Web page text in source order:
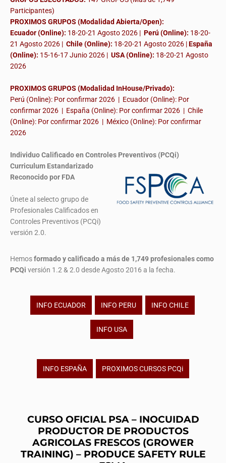
Participantes)
PROXIMOS GRUPOS (Modalidad Abierta/Open):
Ecuador (Online): 18-20-21 Agosto 2026 | Perú (Online): 18-20-
21 Agosto 2026 | Chile (Online): 18-20-21 Agosto 2026 |España
(Online): 15-16-17 Junio 2026 | USA (Online): 18-20-21 Agosto
2026
PROXIMOS GRUPOS (Modalidad InHouse/Privado):
Perú (Online): Por confirmar 2026 | Ecuador (Online): Por
confirmar 2026 | España (Online): Por confirmar 2026 | Chile
(Online): Por confirmar 2026 | México (Online): Por confirmar
2026
Individuo Calificado en Controles Preventivos (PCQi)
Curriculum Estandarizado
Reconocido por FDA
Únete al selecto grupo de
Profesionales Calificados en
Controles Preventivos (PCQi)
versión 2.0.
Hemosformado y calificado a más de 1,749 profesionalescomo
PCQi versión 1.2 & 2.0 desde Agosto 2016 a la fecha.
INFO ECUADOR INFO PERU INFO CHILE
INFO USA
INFO ESPAÑA PROXIMOS CURSOS PCQi
CURSO OFICIAL PSA – INOCUIDAD
PRODUCTOR DE PRODUCTOS
AGRICOLAS FRESCOS (GROWER
TRAINING) – PRODUCE SAFETY RULE